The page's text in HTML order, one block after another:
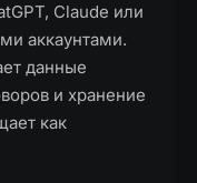
Claude или
аккаунтами.
данные
и хранение
как